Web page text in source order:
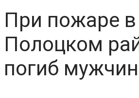
При пожаре в
Полоцком
погиб